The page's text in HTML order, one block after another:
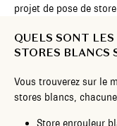
projet de pose de
QUELS SONT
STORES BLANCS
Vous trouverez sur le
stores blancs,
Store enrouleur